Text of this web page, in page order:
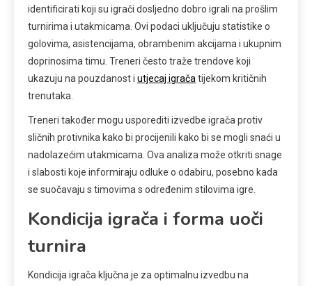
identificirati koji su igrači dosljedno dobro igrali na prošlim
turnirima i utakmicama. Ovi podaci uključuju statistike o
golovima, asistencijama, obrambenim akcijama i ukupnim
doprinosima timu. Treneri često traže trendove koji
ukazuju na pouzdanost i utjecaj igračatijekom kritičnih
trenutaka.
Treneri također mogu usporediti izvedbe igrača protiv
sličnih protivnika kako bi procijenili kako bi se mogli snaći u
nadolazećim utakmicama. Ova analiza može otkriti snage
i slabosti koje informiraju odluke o odabiru, posebno kada
se suočavaju s timovima s određenim stilovima igre.
Kondicija igrača i forma uoči
turnira
Kondicija igrača ključna je za optimalnu izvedbu na